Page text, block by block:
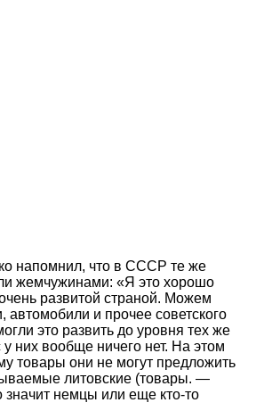
напомнил, что в СССР те же
жемчужинами: «Я это хорошо
развитой страной. Можем
автомобили и прочее советского
это развить до уровня тех же
них вообще ничего нет. На этом
товары они не могут предложить
литовские (товары. —
немцы или еще кто-то